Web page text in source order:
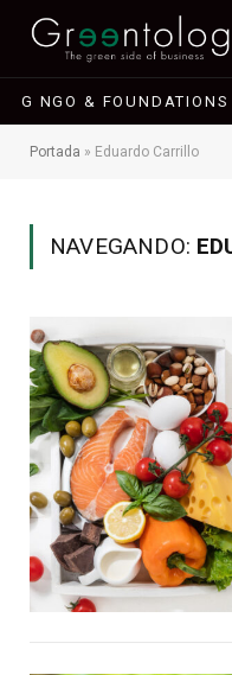
G NGO & FOUNDATIONS
Portada » Eduardo Carrillo
NAVEGANDO: